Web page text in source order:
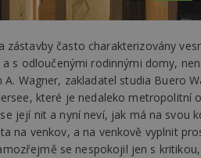
zástavby často charakterizovány
s odloučenými rodinnými domy,
Wagner, zakladatel studia Buero
které je nedaleko metropolitní
její nit a nyní neví, jak má na svou
na venkov, a na venkově vyplnit
se nespokojil jen s